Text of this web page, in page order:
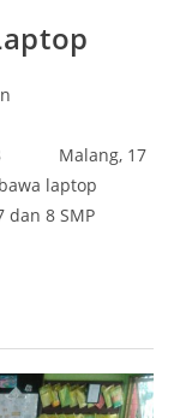
Malang, 17
laptop
dan 8 SMP